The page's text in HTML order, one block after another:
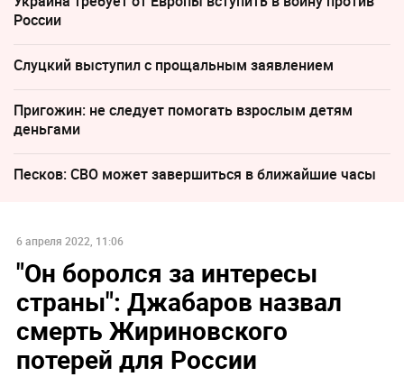
России
Слуцкий выступил с прощальным заявлением
Пригожин: не следует помогать взрослым детям
деньгами
Песков: СВО может завершиться в ближайшие часы
6 апреля 2022, 11:06
"Он боролся за интересы
страны": Джабаров назвал
смерть Жириновского
потерей для России